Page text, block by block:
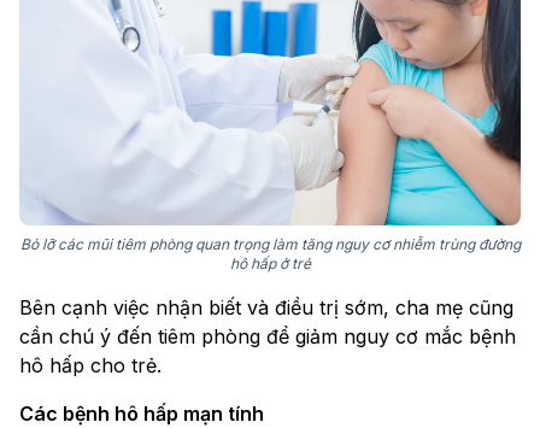
Bỏ lỡ các mũi tiêm phòng quan trọng làm tăng nguy cơ nhiễm trùng đường
hô hấp ở trẻ
Bên cạnh việc nhận biết và điều trị sớm, cha mẹ cũng
cần chú ý đến tiêm phòng để giảm nguy cơ mắc bệnh
hô hấp cho trẻ.
Các bệnh hô hấp mạn tính